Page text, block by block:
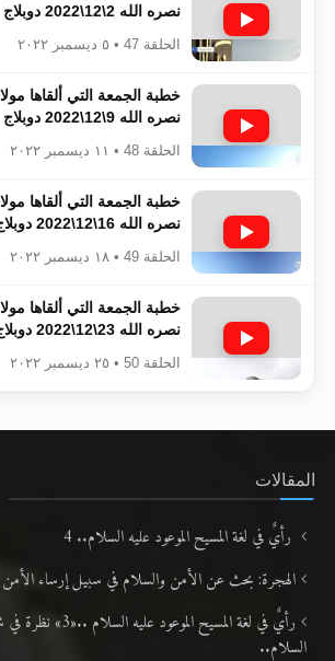
نصره الله 2\12\2022 دوبلاج
الحلقة 47 • ٥ ديسمبر ٢٠٢٢
خطبة الجمعة التي ألقاها
نصره الله 9\12\2022 دوبلاج
الحلقة 48 • ١١ ديسمبر ٢٠٢٢
خطبة الجمعة التي ألقاها
نصره الله 16\12\2022 دوبلاج
الحلقة 49 • ١٨ ديسمبر ٢٠٢٢
خطبة الجمعة التي ألقاها
نصره الله 23\12\2022 دوبلاج
الحلقة 50 • ٢٥ ديسمبر ٢٠٢٢
المقالات
رأيٌ في لغة المسيح الموعود عليه السلام.. 4
الهجرة: بحث عن الأمن والسلام في سبيل إرساء الأمن
رأيٌ في لغة المسيح
السلام..